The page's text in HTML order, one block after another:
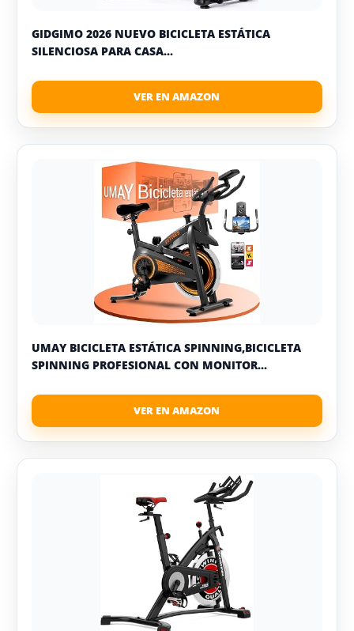
GIDGIMO 2026 NUEVO BICICLETA ESTÁTICA
SILENCIOSA PARA CASA...
UMAY BICICLETA ESTÁTICA SPINNING,BICICLETA
SPINNING PROFESIONAL CON MONITOR...